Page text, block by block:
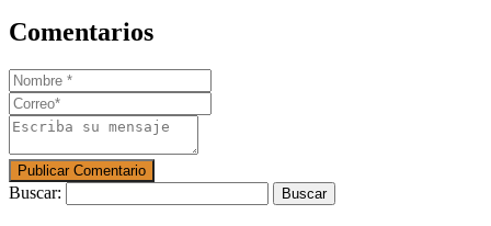
Comentarios
Buscar: